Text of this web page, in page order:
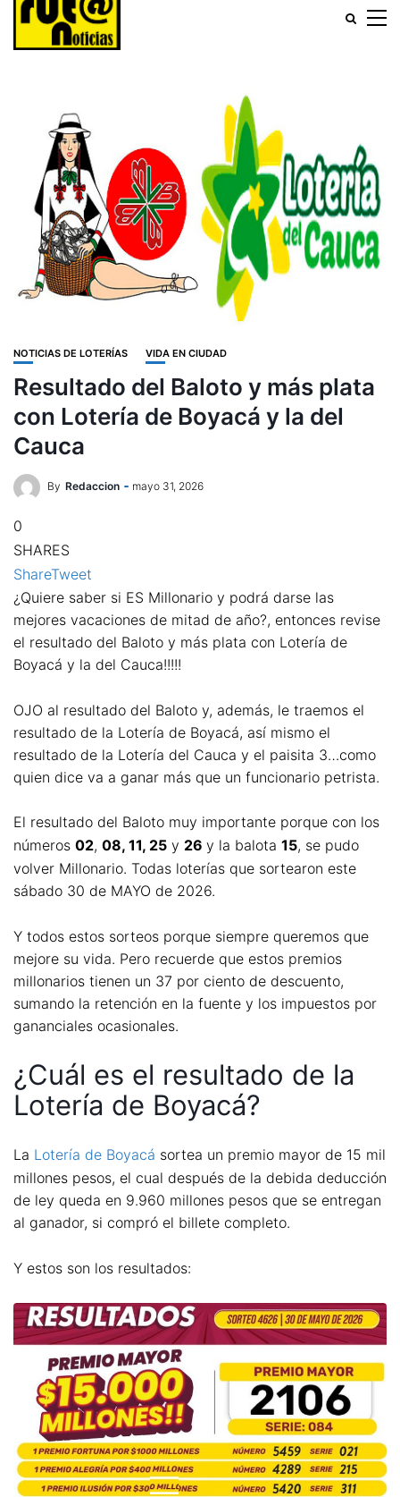
NOTICIAS DE LOTERÍAS VIDA EN CIUDAD
Resultado del Baloto y más plata
con Lotería de Boyacá y la del
Cauca
By Redaccion mayo 31, 2026
0
SHARES
ShareTweet
¿Quiere saber si ES Millonario y podrá darse las
mejores vacaciones de mitad de año?, entonces revise
el resultado del Baloto y más plata con Lotería de
Boyacá y la del Cauca!!!!!
OJO al resultado del Baloto y, además, le traemos el
resultado de la Lotería de Boyacá, así mismo el
resultado de la Lotería del Cauca y el paisita 3…como
quien dice va a ganar más que un funcionario petrista.
El resultado del Baloto muy importante porque con los
números 02, 08, 11, 25 y 26 y la balota 15, se pudo
volver Millonario. Todas loterías que sortearon este
sábado 30 de MAYO de 2026.
Y todos estos sorteos porque siempre queremos que
mejore su vida. Pero recuerde que estos premios
millonarios tienen un 37 por ciento de descuento,
sumando la retención en la fuente y los impuestos por
gananciales ocasionales.
¿Cuál es el resultado de la
Lotería de Boyacá?
La Lotería de Boyacá sortea un premio mayor de 15 mil
millones pesos, el cual después de la debida deducción
de ley queda en 9.960 millones pesos que se entregan
al ganador, si compró el billete completo.
Y estos son los resultados: